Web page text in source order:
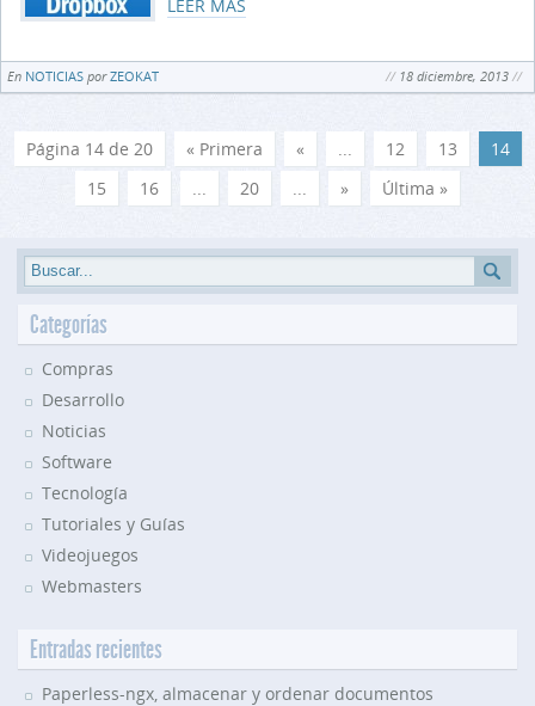
LEER MAS
En NOTICIAS porZEOKAT 18 diciembre, 2013
Página 14 de 20 « Primera « ... 12 13
14
15
16 ... 20 ... » Última »
Categorías
Compras
Desarrollo
Noticias
Software
Tecnología
Tutoriales y Guías
Videojuegos
Webmasters
Entradas recientes
Paperless-ngx, almacenar y ordenar documentos